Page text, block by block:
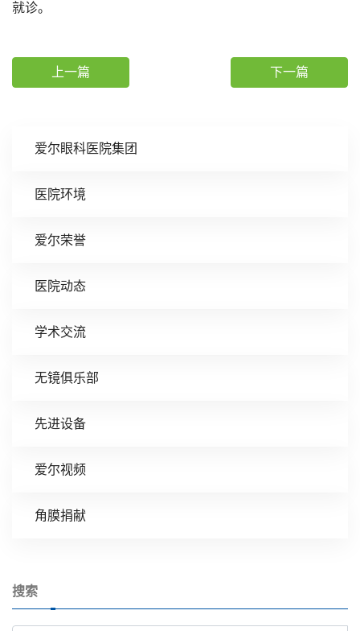
爱尔眼科医院集团
医院环境
爱尔荣誉
医院动态
学术交流
无镜俱乐部
先进设备
爱尔视频
角膜捐献
搜索
就诊。
上一篇 下一篇